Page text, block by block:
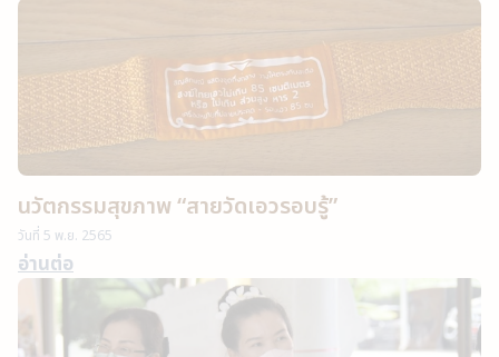
นวัตกรรมสุขภาพ “สายวัดเอวรอบรู้”
วันที่ 5 พ.ย. 2565
อ่านต่อ